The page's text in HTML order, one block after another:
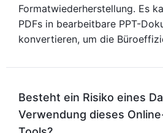
Formatwiederherstellung. Es
PDFs in bearbeitbare PPT-
konvertieren, um die
Besteht ein Risiko eines
Verwendung dieses